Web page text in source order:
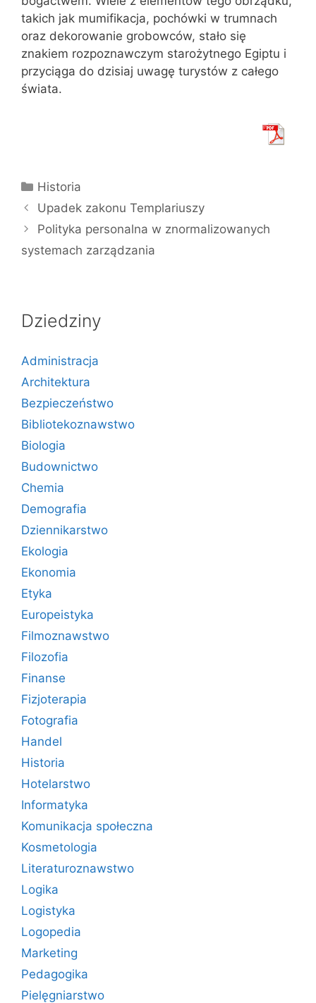
takich jak mumifikacja, pochówki w trumnach
oraz dekorowanie grobowców, stało się
znakiem rozpoznawczym starożytnego Egiptu i
przyciąga do dzisiaj uwagę turystów z całego
świata.
Kategorie
Historia
Upadek zakonu Templariuszy
Polityka personalna w znormalizowanych
systemach zarządzania
Dziedziny
Administracja
Architektura
Bezpieczeństwo
Bibliotekoznawstwo
Biologia
Budownictwo
Chemia
Demografia
Dziennikarstwo
Ekologia
Ekonomia
Etyka
Europeistyka
Filmoznawstwo
Filozofia
Finanse
Fizjoterapia
Fotografia
Handel
Historia
Hotelarstwo
Informatyka
Komunikacja społeczna
Kosmetologia
Literaturoznawstwo
Logika
Logistyka
Logopedia
Marketing
Pedagogika
Pielęgniarstwo